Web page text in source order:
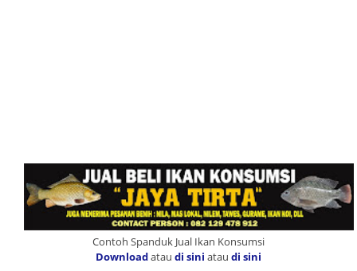
Contoh Spanduk Jual Ikan Konsumsi
Downloadatau di sini atau di sini